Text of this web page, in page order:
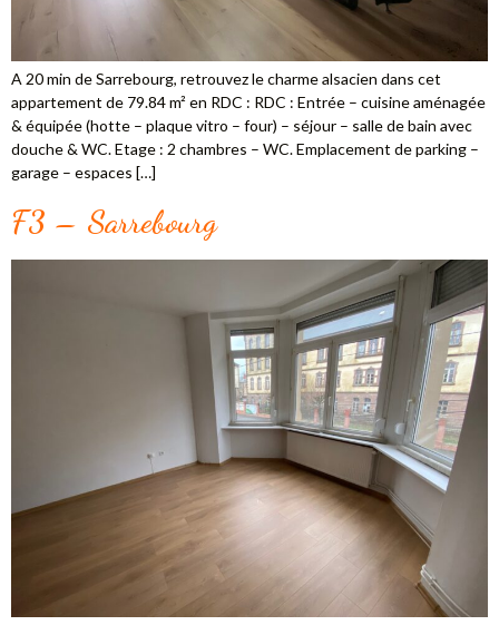
A 20 min de Sarrebourg, retrouvez le charme alsacien dans cet
appartement de 79.84 m² en RDC : RDC : Entrée – cuisine aménagée
& équipée (hotte – plaque vitro – four) – séjour – salle de bain avec
douche & WC. Etage : 2 chambres – WC. Emplacement de parking –
garage – espaces […]
F3 – Sarrebourg